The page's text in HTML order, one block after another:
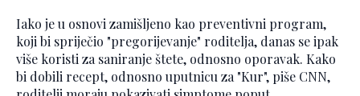
Iako je u osnovi zamišljeno kao preventivni program,
koji bi spriječio "pregorijevanje" roditelja, danas se ipak
više koristi za saniranje štete, odnosno oporavak. Kako
bi dobili recept, odnosno uputnicu za "Kur", piše CNN,